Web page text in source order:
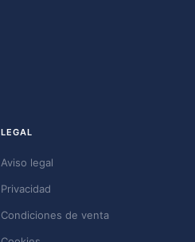
LEGAL
Aviso legal
Privacidad
Condiciones de venta